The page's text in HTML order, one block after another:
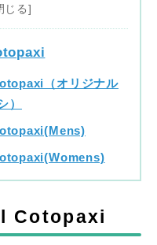
（オリジナル
）
Cotopaxi